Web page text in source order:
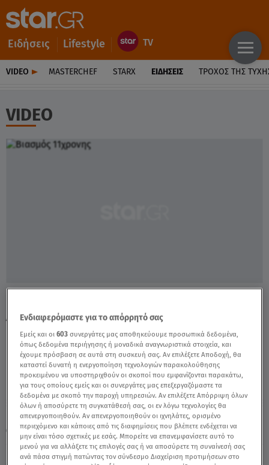
Ειδήσεις Lifestyle
VIDEO MASTERCHEF STARX ΕΙΔΉΣΕΙΣ ΤΡΟΧΌΣ ΤΗΣ
VIDEO
Κυριακή 9 Αυγούστου 2026
01.02.21, 17:30 ΕΛΛΑΔΑ
Αθλήτρια - Video
Ενδιαφερόμαστε για το απόρρητό σας
Εμείς και οι603 συνεργάτες μας αποθηκεύουμε προσωπικά δεδομένα,
όπως δεδομένα περιήγησης ή μοναδικά αναγνωριστικά στοιχεία, και
έχουμε πρόσβαση σε αυτά στη συσκευή σας. Αν επιλέξετε Αποδοχή, θα
καταστεί δυνατή η ενεργοποίηση τεχνολογιών παρακολούθησης
προκειμένου να υποστηριχθούν οι σκοποί που εμφανίζονται παρακάτω,
για τους οποίους εμείς και οι συνεργάτες μας επεξεργαζόμαστε τα
δεδομένα με σκοπό την παροχή υπηρεσιών. Αν επιλέξετε Απόρριψη όλων
όλων ή αποσύρετε τη συγκατάθεσή σας, οι εν λόγω τεχνολογίες θα
απενεργοποιηθούν. Αν απενεργοποιηθούν οι ιχνηλάτες, ορισμένο
περιεχόμενο και κάποιες από τις διαφημίσεις που βλέπετε ενδέχεται να
μην είναι τόσο σχετικές με εσάς. Μπορείτε να επανεμφανίσετε αυτό το
μενού για να αλλάξετε τις επιλογές σας ή να αποσύρετε τη συναίνεσή σας
ανά πάσα στιγμή πατώντας τον σύνδεσμο Διαχείριση προτιμήσεων στο